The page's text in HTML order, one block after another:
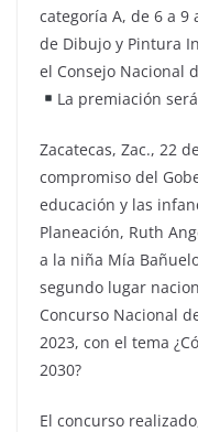
categoría A, de 6 a 9
de Dibujo y Pintura
el Consejo Nacional
La premiación
Zacatecas, Zac., 22
compromiso del
educación y las
Planeación, Ruth
a la niña Mía
segundo lugar
Concurso Nacional
2023, con el tema
2030?
El concurso